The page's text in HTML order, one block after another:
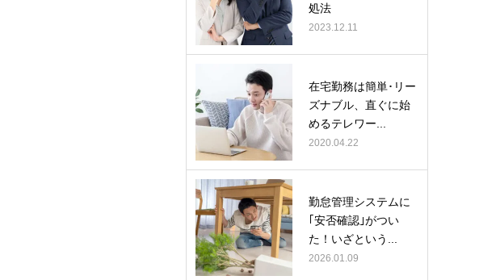
処法
2023.12.11
在宅勤務は簡単･リー
ズナブル、直ぐに始
めるテレワー...
2020.04.22
勤怠管理システムに
｢安否確認｣がつい
た！いざという...
2026.01.09